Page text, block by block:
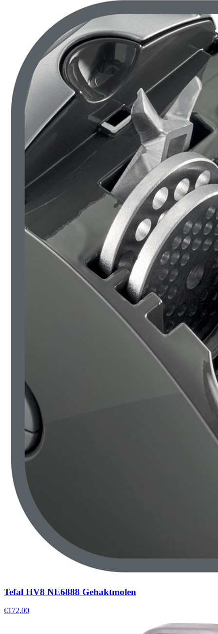
Tefal HV8 NE6888 Gehaktmolen
€172,00